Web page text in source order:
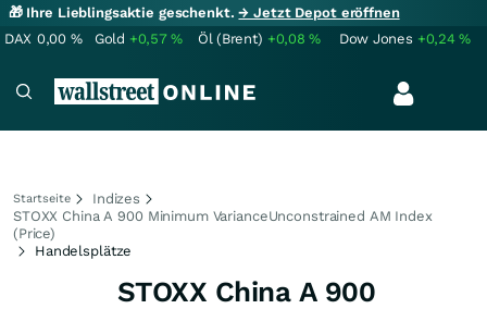
🎁 Ihre Lieblingsaktie geschenkt.→ Jetzt Depot eröffnen
DAX 0,00 % Gold +0,57% Öl (Brent) +0,08% Dow Jones +0,24%
Startseite
Indizes
STOXX China A 900 Minimum VarianceUnconstrained AM Index
(Price)
Handelsplätze
STOXX China A 900